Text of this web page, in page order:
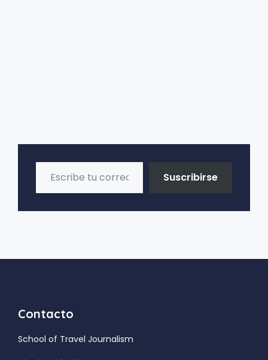
Escribe tu correo electrónico…
Suscribirse
Contacto
School of Travel Journalism